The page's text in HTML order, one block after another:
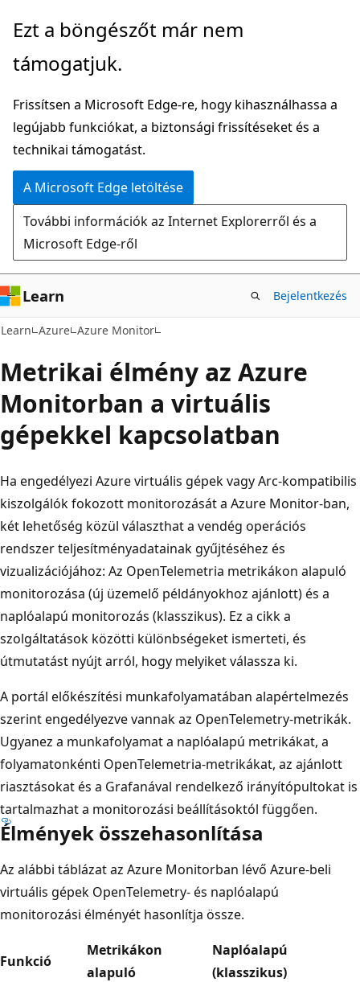
Ugrás
fő
Ezt a böngészőt már nem
támogatjuk.
Frissítsen a Microsoft Edge-re, hogy kihasználhassa a
legújabb funkciókat, a biztonsági frissítéseket és a
technikai támogatást.
A Microsoft Edge letöltése
További információk az Internet Explorerről és a
Microsoft Edge-ről
Learn Bejelentkezés
Learn Azure Azure Monitor
Metrikai élmény az Azure
Monitorban a virtuális
gépekkel kapcsolatban
Ha engedélyezi Azure virtuális gépek vagy Arc-kompatibilis
kiszolgálók fokozott monitorozását a Azure Monitor-ban,
két lehetőség közül választhat a vendég operációs
rendszer teljesítményadatainak gyűjtéséhez és
vizualizációjához: Az OpenTelemetria metrikákon alapuló
monitorozása (új üzemelő példányokhoz ajánlott) és a
naplóalapú monitorozás (klasszikus). Ez a cikk a
szolgáltatások közötti különbségeket ismerteti, és
útmutatást nyújt arról, hogy melyiket válassza ki.
A portál előkészítési munkafolyamatában alapértelmezés
szerint engedélyezve vannak az OpenTelemetry-metrikák.
Ugyanez a munkafolyamat a naplóalapú metrikákat, a
folyamatonkénti OpenTelemetria-metrikákat, az ajánlott
riasztásokat és a Grafanával rendelkező irányítópultokat is
tartalmazhat a monitorozási beállításoktól függően.
Élmények összehasonlítása
Az alábbi táblázat az Azure Monitorban lévő Azure-beli
virtuális gépek OpenTelemetry- és naplóalapú
monitorozási élményét hasonlítja össze.
Funkció
Metrikákon
alapuló
Naplóalapú
(klasszikus)